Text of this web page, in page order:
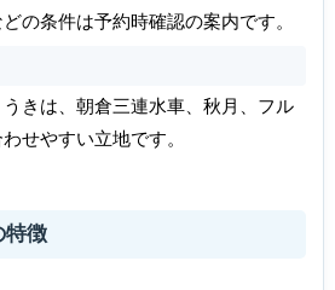
の条件は予約時確認の案内です。
きは、朝倉三連水車、秋月、フル
せやすい立地です。
特徴